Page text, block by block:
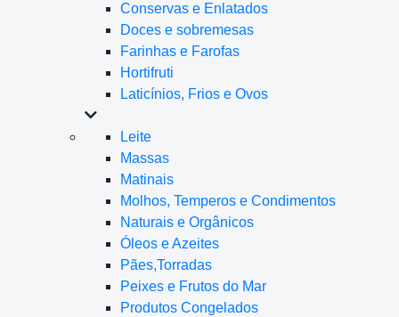
Conservas e Enlatados
Doces e sobremesas
Farinhas e Farofas
Hortifruti
Laticínios, Frios e Ovos
Leite
Massas
Matinais
Molhos, Temperos e Condimentos
Naturais e Orgânicos
Óleos e Azeites
Pães,Torradas
Peixes e Frutos do Mar
Produtos Congelados